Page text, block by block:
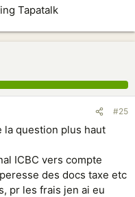
Tapatalk
#25
la question plus haut
ICBC vers compte
des docs taxe etc
pr les frais jen ai eu